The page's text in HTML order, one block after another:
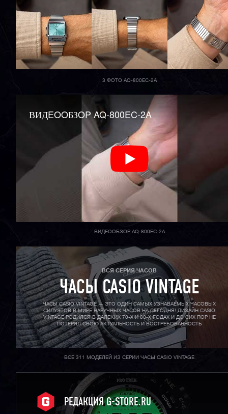
3 ФОТО AQ-800EC-2A
ВИДEOOБЗOP AQ-800EC-2A
ВИДЕООБЗОР AQ-800EC-2A
ВСЯ СЕРИЯ ЧАСОВ
ЧАСЫ CASIO VINTAGE
ЧАСЫ CASIO VINTAGE — ЭТО ОДИН САМЫХ УЗНАВАЕМЫХ ЧАСОВЫХ
СИЛУЭТОВ В МИРЕ НАРУЧНЫХ ЧАСОВ НА СЕГОДНЯ! ДИЗАЙН CASIO
VINTAGE РОДИЛСЯ В ДАЛЕКИХ 70-X И 80-X ГОДАХ И ДО СИХ ПОР НЕ
ПОТЕРЯЛ СВОЮ АКТУАЛЬНОСТЬ И ВОСТРЕБОВАННОСТЬ
ВСЕ 311 МОДЕЛЕЙ ИЗ СЕРИИ ЧАСЫ CASIO VINTAGE
РЕДАКЦИЯ G-STORE.RU